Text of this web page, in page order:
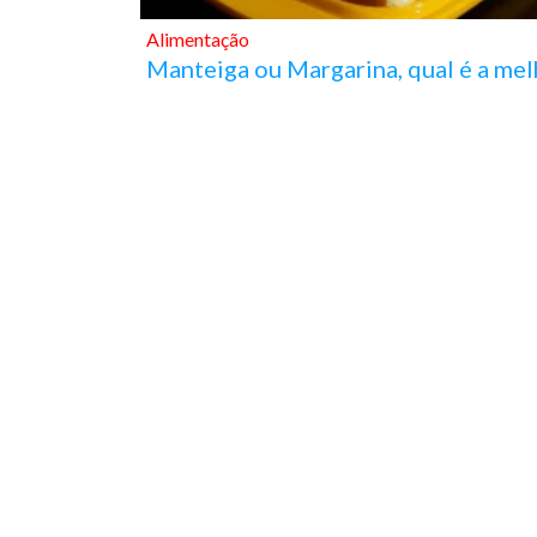
Alimentação
Manteiga ou Margarina, qual é a